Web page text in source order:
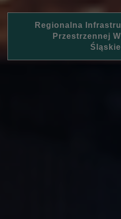
Regionalna
Przestrzennej